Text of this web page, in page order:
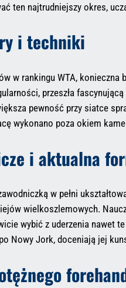
ten najtrudniejszy okres,
i techniki
w rankingu WTA, konieczna
przeszła
pewność przy siatce
wykonano poza okiem
i aktualna
w pełni
wielkoszlemowych.
wybić z uderzenia nawet
Nowy Jork, doceniają jej